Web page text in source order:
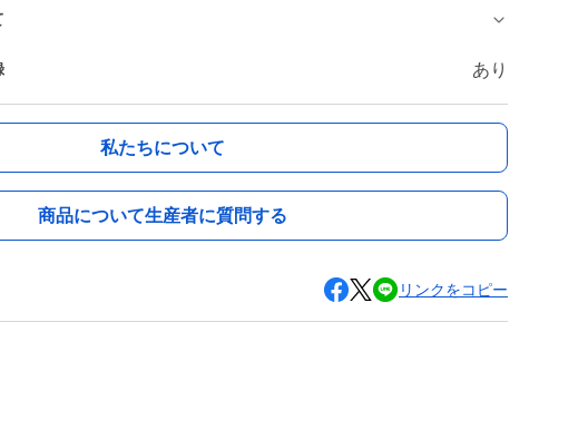
あり
私たちについて
商品について生産者に質問する
リンクをコピー